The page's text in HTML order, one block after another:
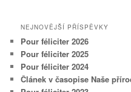
NEJNOVĚJŠÍ PŘÍSPĚVKY
Pour féliciter 2026
Pour féliciter 2025
Pour féliciter 2024
Článek v časopise Naše